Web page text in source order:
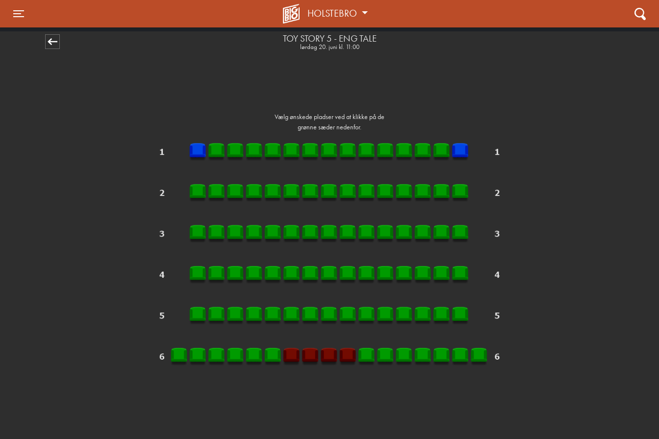
HOLSTEBRO
TOY STORY 5 - ENG TALE
lørdag 20. juni kl. 11:00
Vælg ønskede pladser ved at klikke på de
grønne sæder nedenfor.
1step-front02 063906